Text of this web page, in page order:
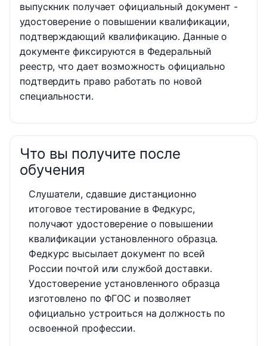
выпускник получает официальный документ -
удостоверение о повышении квалификации,
подтверждающий квалификацию. Данные о
документе фиксируются в Федеральный
реестр, что дает возможность официально
подтвердить право работать по новой
специальности.
Что вы получите после
обучения
Слушатели, сдавшие дистанционно
итоговое тестирование в Федкурс,
получают удостоверение о повышении
квалификации установленного образца.
Федкурс высылает документ по всей
России почтой или службой доставки.
Удостоверение установленного образца
изготовлено по ФГОС и позволяет
официально устроиться на должность по
освоенной профессии.